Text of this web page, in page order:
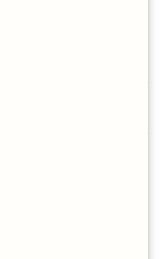
ronden.
is de winnaar.